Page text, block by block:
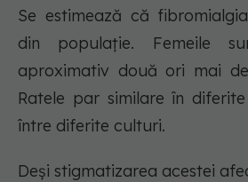
Se estimează că
din populație. Femeile
aproximativ două ori mai
Ratele par similare în
între diferite culturi.
Deși stigmatizarea acestei